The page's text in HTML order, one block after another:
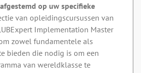
op uw specifieke
van opleidingscursussen van
Implementation Master
zowel fundamentele als
bieden die nodig is om een
van wereldklasse te